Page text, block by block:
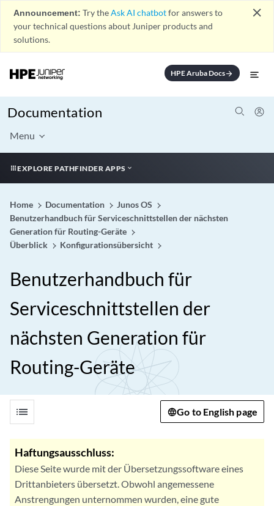
Announcement: Try theAsk AI chatbotfor answers to
your technical questions about Juniper products and
solutions.
close
HPE Aruba Docsarrow_forward
Documentation
Menu
EXPLORE PATHFINDER APPS
Home Documentation
Junos OS
Benutzerhandbuch für Serviceschnittstellen der nächsten
Generation für Routing-Geräte
Überblick
Konfigurationsübersicht
Benutzerhandbuch für
Serviceschnittstellen der
nächsten Generation für
Routing-Geräte
list Go to English page
Haftungsausschluss:
Diese Seite wurde mit der Übersetzungssoftware eines
Drittanbieters übersetzt. Obwohl angemessene
Anstrengungen unternommen wurden, eine gute